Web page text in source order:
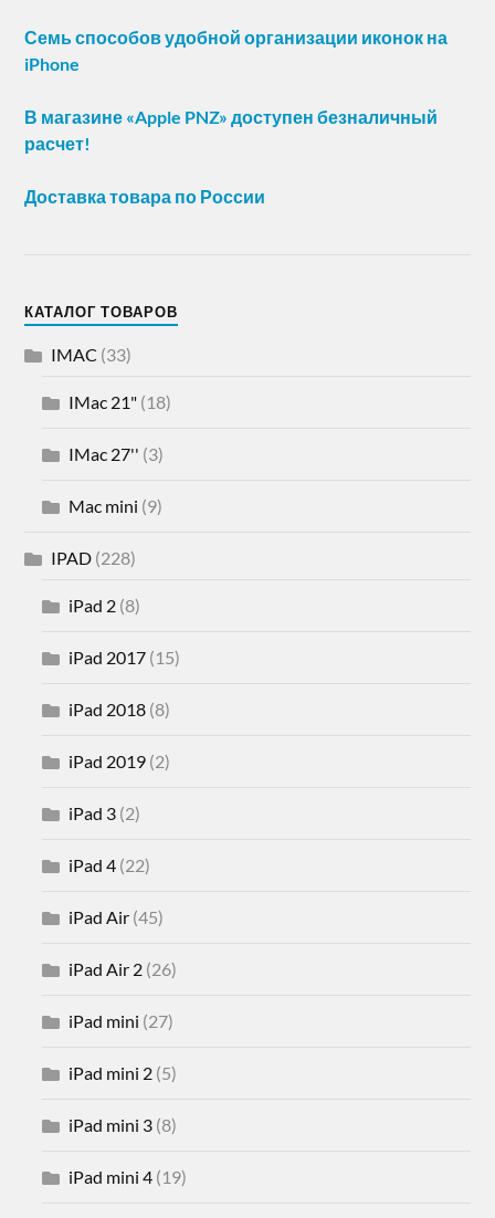
Семь способов удобной организации иконок на
iPhone
В магазине «Apple PNZ» доступен безналичный
расчет!
Доставка товара по России
КАТАЛОГ ТОВАРОВ
IMAC (33)
IMac 21" (18)
IMac 27'' (3)
Mac mini (9)
IPAD (228)
iPad 2 (8)
iPad 2017 (15)
iPad 2018 (8)
iPad 2019 (2)
iPad 3 (2)
iPad 4 (22)
iPad Air (45)
iPad Air 2 (26)
iPad mini (27)
iPad mini 2 (5)
iPad mini 3 (8)
iPad mini 4 (19)